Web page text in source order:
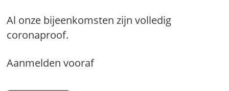
Al onze bijeenkomsten zijn volledig
coronaproof.
Aanmelden vooraf